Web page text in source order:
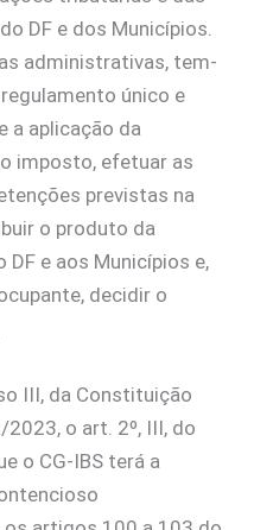
DF e dos Municípios.
administrativas, tem-
único e
a aplicação da
imposto, efetuar as
previstas na
o produto da
DF e aos Municípios e,
decidir o
III, da Constituição
2023, o art. 2º, III, do
o CG-IBS terá a